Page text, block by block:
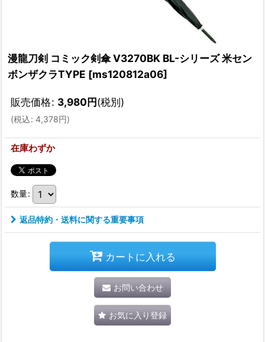
漫龍刀剣 コミック剣傘 V3270BK BL-シリーズ 米セン
ボンザクラTYPE [ms120812a06]
販売価格: 3,980円(税別)
(税込: 4,378円)
在庫わずか
数量:
返品特約・送料に関する重要事項
カートに入れる
お問い合わせ
お気に入り登録